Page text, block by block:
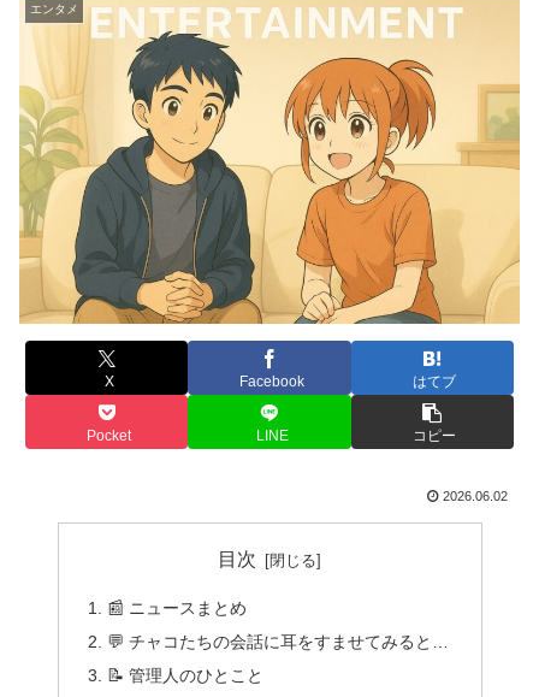
エンタメ
X Facebook はてブ
Pocket LINE コピー
2026.06.02
目次
📰 ニュースまとめ
💬 チャコたちの会話に耳をすませてみると…
📝 管理人のひとこと